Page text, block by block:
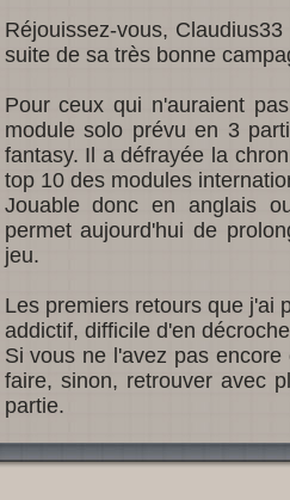
Réjouissez-vous,
suite de sa très bonne
Pour ceux qui n'auraient
module solo prévu en 3
fantasy. Il a défrayée la
top 10 des modules
Jouable donc en anglais
permet aujourd'hui de
jeu.
Les premiers retours que j'ai
addictif, difficile d'en
Si vous ne l'avez pas
faire, sinon, retrouver avec
partie.